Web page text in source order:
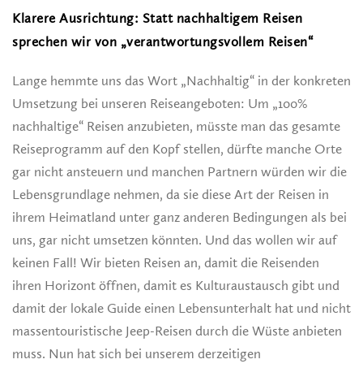
Klarere Ausrichtung: Statt nachhaltigem Reisen
sprechen wir von „verantwortungsvollem Reisen“
Lange hemmte uns das Wort „Nachhaltig“ in der konkreten
Umsetzung bei unseren Reiseangeboten: Um „100%
nachhaltige“ Reisen anzubieten, müsste man das gesamte
Reiseprogramm auf den Kopf stellen, dürfte manche Orte
gar nicht ansteuern und manchen Partnern würden wir die
Lebensgrundlage nehmen, da sie diese Art der Reisen in
ihrem Heimatland unter ganz anderen Bedingungen als bei
uns, gar nicht umsetzen könnten. Und das wollen wir auf
keinen Fall! Wir bieten Reisen an, damit die Reisenden
ihren Horizont öffnen, damit es Kulturaustausch gibt und
damit der lokale Guide einen Lebensunterhalt hat und nicht
massentouristische Jeep-Reisen durch die Wüste anbieten
muss. Nun hat sich bei unserem derzeitigen